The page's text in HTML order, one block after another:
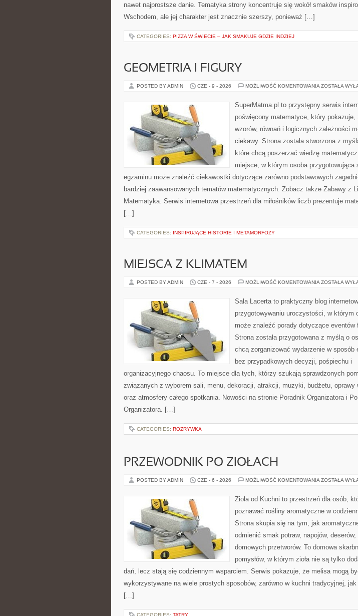
nawet najprostsze danie. Tematyka strony koncentruje się wokół smaków
Wschodem, ale jej charakter jest znacznie szerszy, ponieważ […]
CATEGORIES: PIZZA W ŚWIECIE – JAK SMAKUJE GDZIE INDZIEJ
GEOMETRIA I FIGURY
POSTED BY ADMIN CZE - 9 - 2026 MOŻLIWOŚĆ KOMENTOWANIA GEOMETRIA
ZOSTAŁA
SuperMatma.pl to przystępny serwis
poświęcony matematyce, który pokazuje,
wzorów, równań i logicznych zależności
ciekawy. Strona została stworzona z
które chcą poszerzać wiedzę
miejsce, w którym osoba przygotowująca
egzaminu może znaleźć ciekawostki dotyczące zarówno podstawowych
bardziej zaawansowanych tematów matematycznych. Zobacz także Zabawy z
Matematyka. Serwis internetowa przestrzeń dla miłośników liczb prezentuje
[…]
CATEGORIES: INSPIRUJĄCE HISTORIE I METAMORFOZY
MIEJSCA Z KLIMATEM
POSTED BY ADMIN CZE - 7 - 2026 MOŻLIWOŚĆ KOMENTOWANIA MIEJSCA
ZOSTAŁA
Sala Lacerta to praktyczny blog
przygotowywaniu uroczystości, w którym
może znaleźć porady dotyczące eventów
Strona została przygotowana z myślą o
chcą zorganizować wydarzenie w sposób
bez przypadkowych decyzji, pośpiechu i
organizacyjnego chaosu. To miejsce dla tych, którzy szukają sprawdzonych
związanych z wyborem sali, menu, dekoracji, atrakcji, muzyki, budżetu, oprawy
oraz atmosfery całego spotkania. Nowości na stronie Poradnik Organizatora i
Organizatora. […]
CATEGORIES: ROZRYWKA
PRZEWODNIK PO ZIOŁACH
POSTED BY ADMIN CZE - 6 - 2026 MOŻLIWOŚĆ KOMENTOWANIA PRZEWODNIK
ZOSTAŁA
Zioła od Kuchni to przestrzeń dla osób,
poznawać rośliny aromatyczne w
Strona skupia się na tym, jak
odmienić smak potraw, napojów,
domowych przetworów. To domowa
pomysłów, w którym zioła nie są tylko
dań, lecz stają się codziennym wsparciem. Serwis pokazuje, że melisa mogą
wykorzystywane na wiele prostych sposobów, zarówno w kuchni tradycyjnej, jak
[…]
CATEGORIES: TATRY